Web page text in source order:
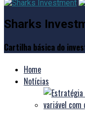
Sharks
Cartilha básica do
Home
Notícias